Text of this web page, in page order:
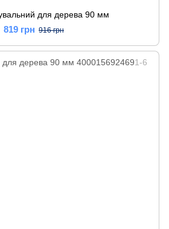
для дерева 90 мм
819 грн 916 грн